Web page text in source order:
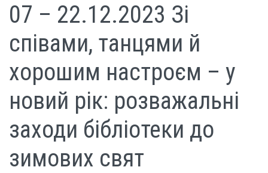
07 – 22.12.2023 Зі
співами, танцями й
хорошим настроєм – у
новий рік: розважальні
заходи бібліотеки до
зимових свят